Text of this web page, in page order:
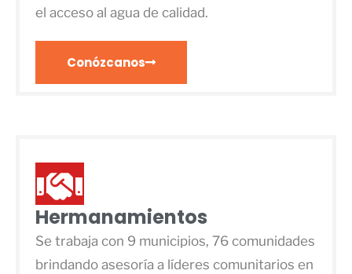
el acceso al agua de calidad.
Conózcanos
Hermanamientos
Se trabaja con 9 municipios, 76 comunidades
brindando asesoría a líderes comunitarios en